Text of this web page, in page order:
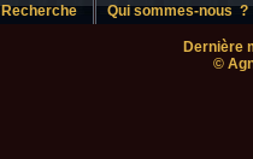
Recherche Qui sommes-nous ?
Dernière
©